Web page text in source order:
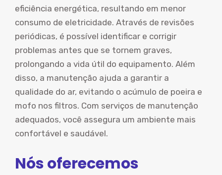
eficiência energética, resultando em menor
consumo de eletricidade. Através de revisões
periódicas, é possível identificar e corrigir
problemas antes que se tornem graves,
prolongando a vida útil do equipamento. Além
disso, a manutenção ajuda a garantir a
qualidade do ar, evitando o acúmulo de poeira e
mofo nos filtros. Com serviços de manutenção
adequados, você assegura um ambiente mais
confortável e saudável.
Nós oferecemos